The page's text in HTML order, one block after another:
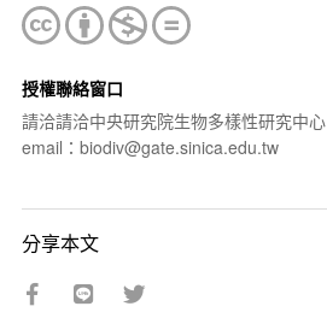
授權聯絡窗口
請洽請洽中央研究院生物多樣性研究中心
email：biodiv@gate.sinica.edu.tw
分享本文